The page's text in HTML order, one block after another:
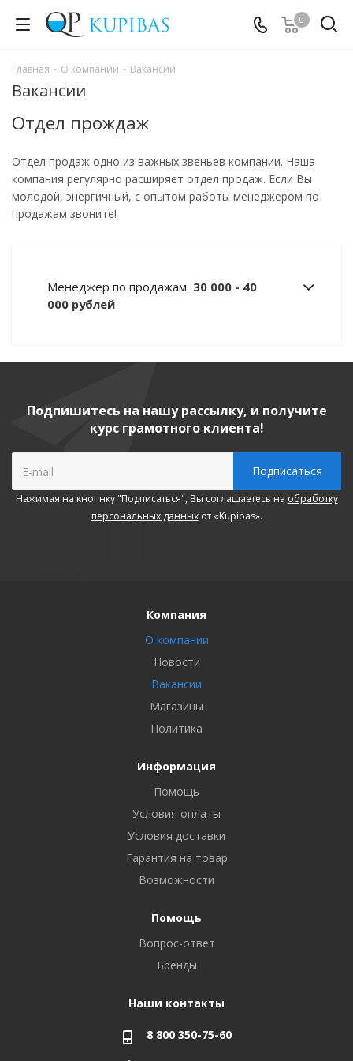
0
Главная - О компании - Вакансии
Вакансии
Отдел прождаж
Отдел продаж одно из важных звеньев компании. Наша
компания регулярно расширяет отдел продаж. Если Вы
молодой, энергичный, с опытом работы менеджером по
продажам звоните!
Менеджер по продажам 30 000 - 40
000 рублей
Подпишитесь на нашу рассылку, и получите
курс грамотного клиента!
Нажимая на кнопнку "Подписаться", Вы соглашаетесь на обработку
персональных данныхот «Kupibas».
Компания
О компании
Новости
Вакансии
Магазины
Политика
Информация
Помощь
Условия оплаты
Условия доставки
Гарантия на товар
Возможности
Помощь
Вопрос-ответ
Бренды
Наши контакты
8 800 350-75-60